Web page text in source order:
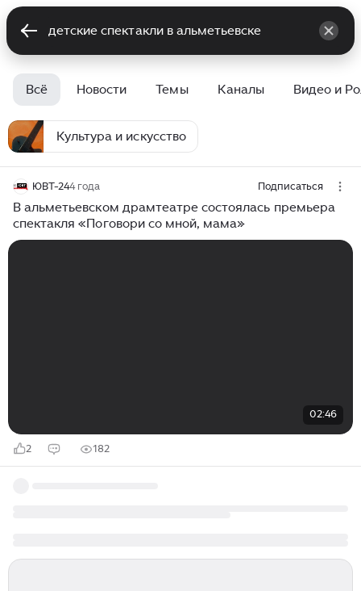
Всё Новости Темы Каналы Видео и
Культура и искусство
ЮВТ-244 года Подписаться
В альметьевском драмтеатре состоялась премьера
спектакля «Поговори со мной, мама»
02:46
2 182